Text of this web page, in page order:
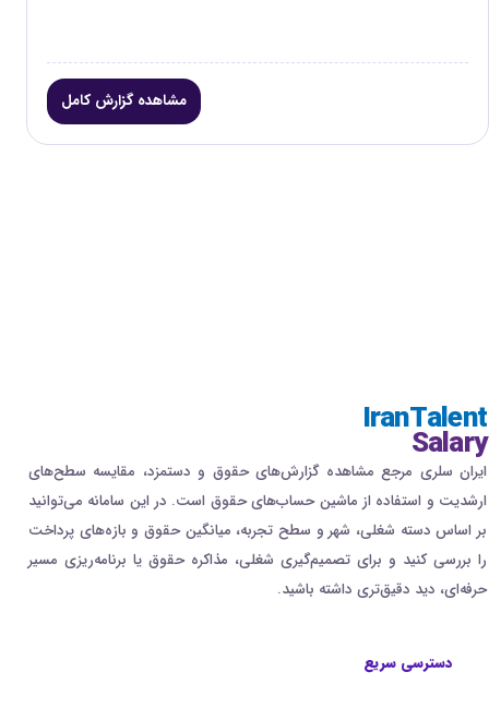
مشاهده گزارش کامل
IranTalent
Salary
ایران سلری مرجع مشاهده گزارش‌های حقوق و دستمزد، مقایسه سطح‌های
ارشدیت و استفاده از ماشین حساب‌های حقوق است. در این سامانه می‌توانید
بر اساس دسته شغلی، شهر و سطح تجربه، میانگین حقوق و بازه‌های پرداخت
را بررسی کنید و برای تصمیم‌گیری شغلی، مذاکره حقوق یا برنامه‌ریزی مسیر
حرفه‌ای، دید دقیق‌تری داشته باشید.
دسترسی سریع